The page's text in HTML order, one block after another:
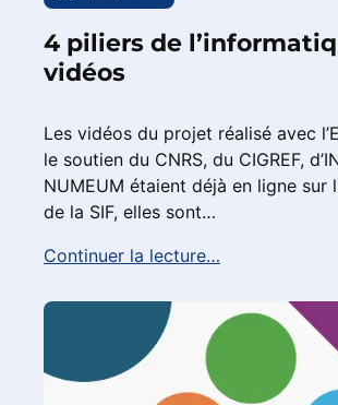
4 piliers de
vidéos
Les vidéos du projet réalisé avec
le soutien du CNRS, du CIGREF,
NUMEUM étaient déjà en ligne sur
de la SIF, elles sont…
Continuer la lecture…